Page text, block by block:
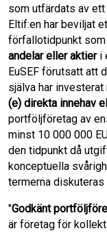
som utfärdats av
Eltif:en har beviljat
förfallotidpunkt som
andelar eller aktieri
EuSEF förutsatt att
själva har
(e) direkta innehav
portföljföretag av
minst 10 000 000
den tidpunkt då
konceptuella
termerna diskuteras
"Godkänt
är företag för